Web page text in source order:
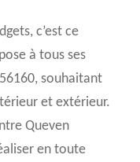
c’est ce
à tous ses
souhaitant
et extérieur.
Queven
en toute